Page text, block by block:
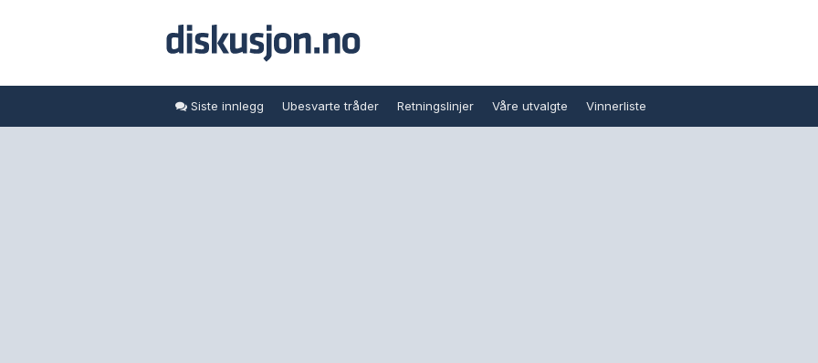
Siste innlegg Ubesvarte tråder Retningslinjer Våre utvalgte Vinnerliste